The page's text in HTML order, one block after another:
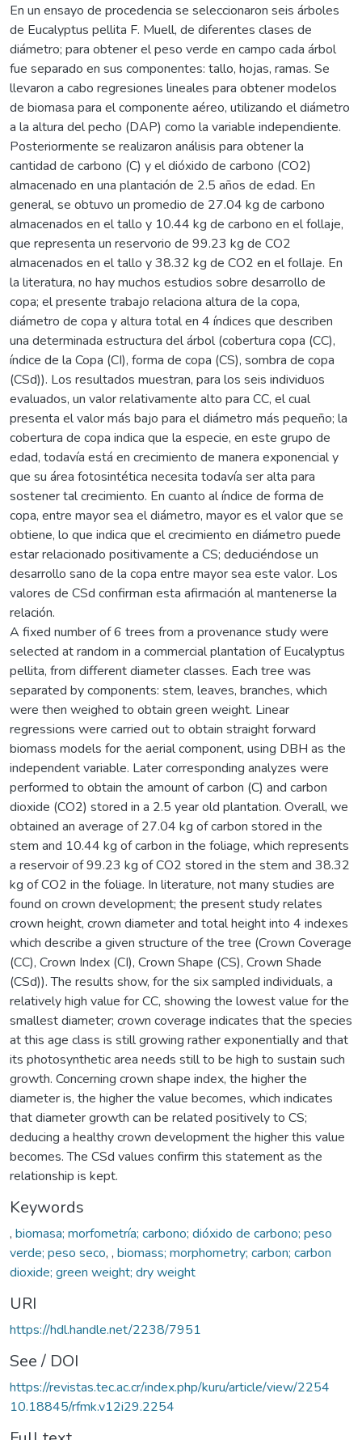
En un ensayo de procedencia se seleccionaron seis árboles
de Eucalyptus pellita F. Muell, de diferentes clases de
diámetro; para obtener el peso verde en campo cada árbol
fue separado en sus componentes: tallo, hojas, ramas. Se
llevaron a cabo regresiones lineales para obtener modelos
de biomasa para el componente aéreo, utilizando el diámetro
a la altura del pecho (DAP) como la variable independiente.
Posteriormente se realizaron análisis para obtener la
cantidad de carbono (C) y el dióxido de carbono (CO2)
almacenado en una plantación de 2.5 años de edad. En
general, se obtuvo un promedio de 27.04 kg de carbono
almacenados en el tallo y 10.44 kg de carbono en el follaje,
que representa un reservorio de 99.23 kg de CO2
almacenados en el tallo y 38.32 kg de CO2 en el follaje. En
la literatura, no hay muchos estudios sobre desarrollo de
copa; el presente trabajo relaciona altura de la copa,
diámetro de copa y altura total en 4 índices que describen
una determinada estructura del árbol (cobertura copa (CC),
índice de la Copa (CI), forma de copa (CS), sombra de copa
(CSd)). Los resultados muestran, para los seis individuos
evaluados, un valor relativamente alto para CC, el cual
presenta el valor más bajo para el diámetro más pequeño; la
cobertura de copa indica que la especie, en este grupo de
edad, todavía está en crecimiento de manera exponencial y
que su área fotosintética necesita todavía ser alta para
sostener tal crecimiento. En cuanto al índice de forma de
copa, entre mayor sea el diámetro, mayor es el valor que se
obtiene, lo que indica que el crecimiento en diámetro puede
estar relacionado positivamente a CS; deduciéndose un
desarrollo sano de la copa entre mayor sea este valor. Los
valores de CSd confirman esta afirmación al mantenerse la
relación.
A fixed number of 6 trees from a provenance study were
selected at random in a commercial plantation of Eucalyptus
pellita, from different diameter classes. Each tree was
separated by components: stem, leaves, branches, which
were then weighed to obtain green weight. Linear
regressions were carried out to obtain straight forward
biomass models for the aerial component, using DBH as the
independent variable. Later corresponding analyzes were
performed to obtain the amount of carbon (C) and carbon
dioxide (CO2) stored in a 2.5 year old plantation. Overall, we
obtained an average of 27.04 kg of carbon stored in the
stem and 10.44 kg of carbon in the foliage, which represents
a reservoir of 99.23 kg of CO2 stored in the stem and 38.32
kg of CO2 in the foliage. In literature, not many studies are
found on crown development; the present study relates
crown height, crown diameter and total height into 4 indexes
which describe a given structure of the tree (Crown Coverage
(CC), Crown Index (CI), Crown Shape (CS), Crown Shade
(CSd)). The results show, for the six sampled individuals, a
relatively high value for CC, showing the lowest value for the
smallest diameter; crown coverage indicates that the species
at this age class is still growing rather exponentially and that
its photosynthetic area needs still to be high to sustain such
growth. Concerning crown shape index, the higher the
diameter is, the higher the value becomes, which indicates
that diameter growth can be related positively to CS;
deducing a healthy crown development the higher this value
becomes. The CSd values confirm this statement as the
relationship is kept.
Keywords
, biomasa; morfometría; carbono; dióxido de carbono; peso
verde; peso seco, , biomass; morphometry; carbon; carbon
dioxide; green weight; dry weight
URI
https://hdl.handle.net/2238/7951
See / DOI
https://revistas.tec.ac.cr/index.php/kuru/article/view/2254
10.18845/rfmk.v12i29.2254